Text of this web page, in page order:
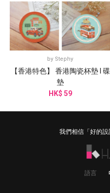
by Stephy
【香港特色】 香港陶瓷杯墊 I 碟
墊
HK$ 59
我們相信「好的設
語言